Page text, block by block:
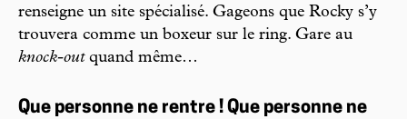
renseigne un site spécialisé. Gageons que Rocky s’y
trouvera comme un boxeur sur le ring. Gare au
knock-outquand même…
Que personne ne rentre ! Que personne ne